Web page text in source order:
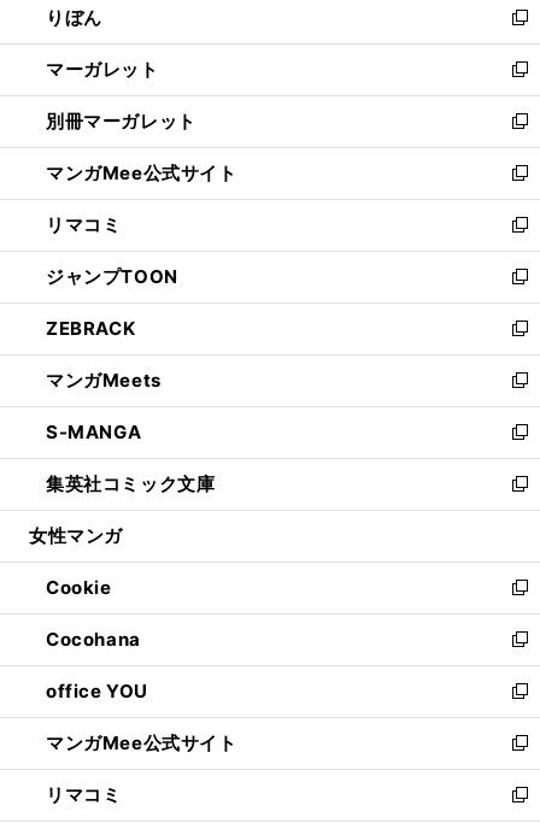
く
で
開
く
ド
ウ
で
開
く
ィ
ン
ド
ウ
で
開
く
りぼん
新
し
い
ウ
ィ
ン
ド
ウ
で
開
く
マーガレット
新
し
い
ウ
ィ
ン
ド
ウ
で
開
く
別冊マーガレット
新
し
い
ウ
ィ
ン
ド
ウ
で
開
く
マンガMee公式サイト
新
し
い
ウ
ィ
ン
ド
ウ
で
開
く
リマコミ
新
し
い
ウ
ィ
ン
ド
ウ
で
開
く
ジャンプTOON
新
し
い
ウ
ィ
ン
ド
ウ
で
開
ZEBRACK
新
し
い
ウ
ィ
ン
ド
ウ
開
く
マンガMeets
新
し
い
ウ
ィ
ン
ウ
で
開
く
S-MANGA
新
し
い
ウ
ン
ド
ウ
で
開
く
集英社コミック文庫
新
し
ウ
ィ
ン
ド
ウ
で
開
く
女性マンガ
Cookie
新
し
い
ウ
ィ
ン
ド
ウ
で
開
Cocohana
新
し
い
ウ
ィ
ン
ド
ウ
office YOU
新
し
い
ウ
ィ
ン
マンガMee公式サイト
新
し
い
ウ
リマコミ
新